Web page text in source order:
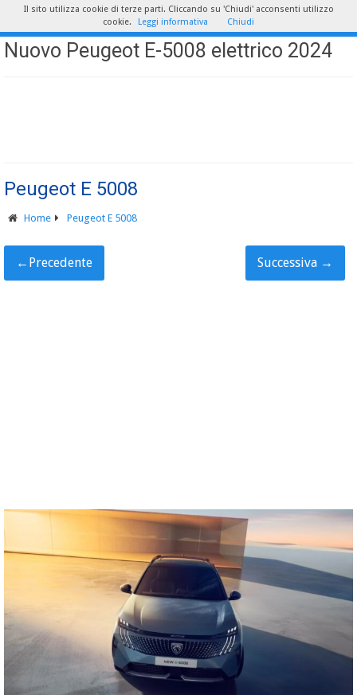
Nuovo Peugeot E-5008 elettrico 2024
Peugeot E 5008
Home Peugeot E 5008
← Precedente Successiva →
Il sito utilizza cookie di terze parti. Cliccando su 'Chiudi' acconsenti utilizzo
cookie.
Leggi informativa Chiudi